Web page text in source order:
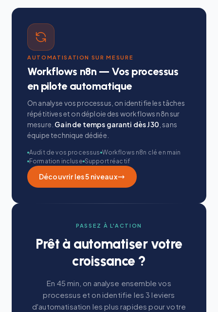
AUTOMATISATION SUR MESURE
Workflows n8n — Vos processus
en pilote automatique
On analyse vos processus, on identifie les tâches
répétitives et on déploie des workflows n8n sur
mesure. Gain de temps garanti dès J30 , sans
équipe technique dédiée.
Audit de vos processus Workflows n8n clé en main
Formation incluse Support réactif
Découvrir les 5 niveaux
PASSEZ À L'ACTION
Prêt à automatiser votre
croissance ?
En 45 min, on analyse ensemble vos
processus et on identifie les 3 leviers
d'automatisation les plus rapides pour votre